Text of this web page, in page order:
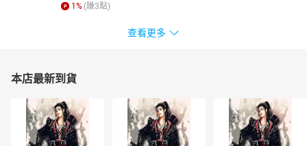
1% (賺3點)
查看更多
本店最新到貨